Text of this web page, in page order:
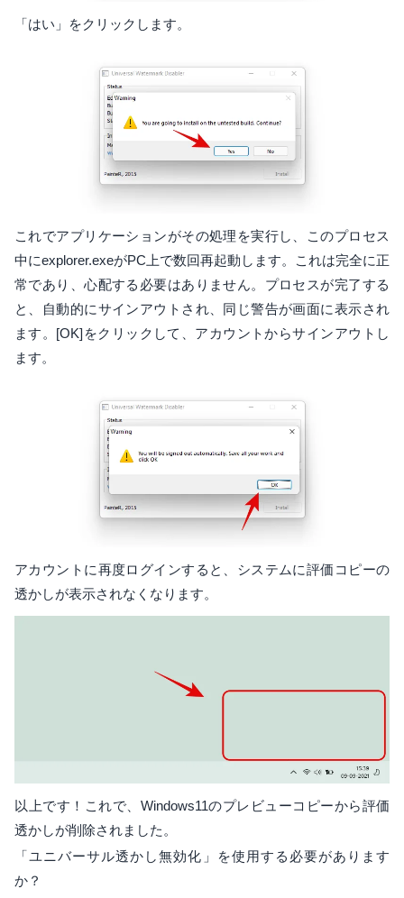
「はい」をクリックします。
これでアプリケーションがその処理を実行し、このプロセス
中にexplorer.exeがPC上で数回再起動します。これは完全に正
常であり、心配する必要はありません。プロセスが完了する
と、自動的にサインアウトされ、同じ警告が画面に表示され
ます。[OK]をクリックして、アカウントからサインアウトし
ます。
アカウントに再度ログインすると、システムに評価コピーの
透かしが表示されなくなります。
以上です！これで、Windows11のプレビューコピーから評価
透かしが削除されました。
「ユニバーサル透かし無効化」を使用する必要があります
か？